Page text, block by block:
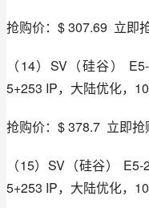
抢购价：$ 307.69  立即
（14）SV（硅谷）
5+253 IP，大陆优化，
抢购价：$ 378.7  立即抢
（15）SV（硅谷）
5+253 IP，大陆优化，